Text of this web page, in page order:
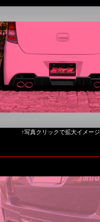
↑写真クリックで拡大イメージ